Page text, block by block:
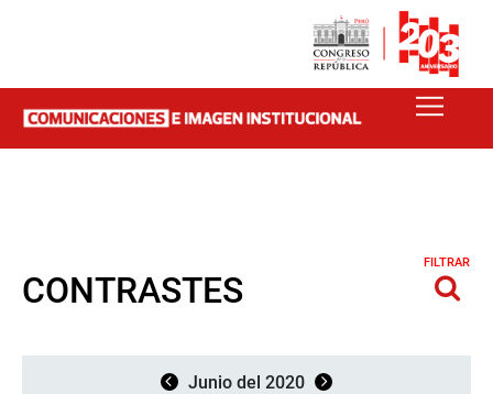
CONTRASTES
FILTRAR
Junio del 2020